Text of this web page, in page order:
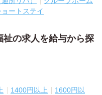
ョートステイ
の求人を給与から探
1400円以上
1600円以